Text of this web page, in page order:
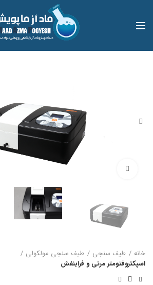
خانه طیف سنجی
طیف سنجی مولکولی
اسپکتروفتومتر مرئی و فرابنفش